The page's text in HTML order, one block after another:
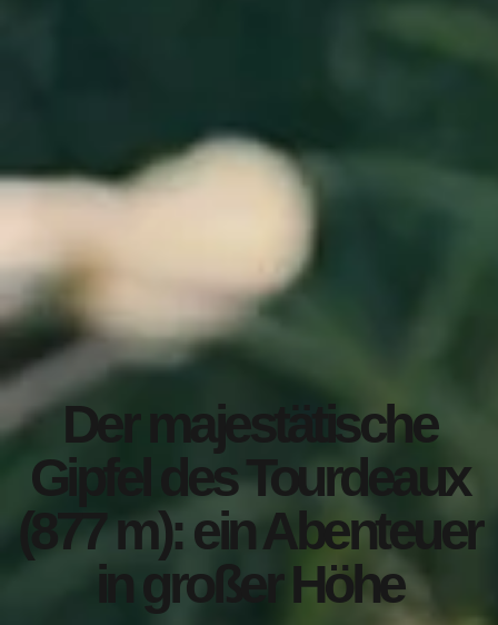
Der majestätische
Gipfel des Tourdeaux
(877 m): ein Abenteuer
in großer Höhe